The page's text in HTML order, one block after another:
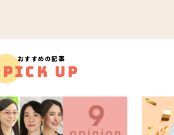
おすすめの記事
PICK UP